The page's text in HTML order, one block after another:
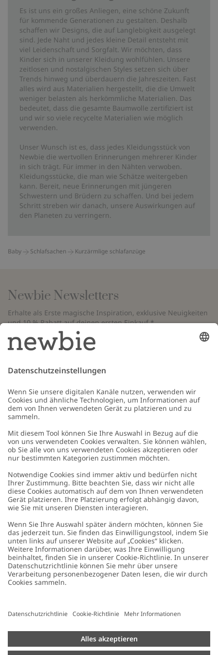
bieten einen sicheren und komfortablen Sitz.
Eine Alternative zur Decke.
Für das Bett oder den Kinderwagen.
TOG 1
Aus 100 % Biobaumwolle.
Futter: Aus 100 % recyceltem Polyester.
Aus 100 % Biobaumwolle.
Polsterung: Aus 100 % recyceltem Polyester.
Artikelnummer:342360
Bio-Baumwolle –GOTS
Es ist uns ein großes Anliegen, eine schöne Zukunft
für kommende Generationen zu gestalten. Deshalb
schaffen wir Designs, die auf Langlebigkeit ausgelegt
sind. Jede Naht und jedes kleine Detail entsteht mit
viel Leidenschaft und Sorgfalt. Wir möchten, dass
Kinder sich in unserer Kleidung wohlfühlen. Unsere
zeitlosen und nostalgischen Styles setzen sich über
Trends hinweg und überdauern die Jahreszeiten. Fast
alles wird aus Materialien hergestellt, die die Umwelt
weniger belasten als herkömmliche Materialien. Das
bedeutet, dass die gesamte Baumwolle zertifiziert ist
und wir so viele recycelte Materialien wie möglich
verwenden.
Unser Wunsch ist es, dass jedes Kleidungsstück von
Newbie die wertvollen Erinnerungen mehrerer Kinder
in sich trägt. Für immer in den Nähten verwoben.
Kleidungsstücke, die man wie Schätze weitergeben
kann. Bereit, neue Erinnerungen mit jüngeren
Schwestern und Brüdern zu schaffen. Und bei jedem
Schritt streben wir danach, unsere Auswirkungen auf
den Planeten zu verringern.
Baby Schlafsachen Kurzärmlige schlafanzüge
Newbie Newsletters
Erhalte als Erste magische Inspiration, exklusive Neuigkeiten
und 10 % Rabatt auf deinen ersten Einkauf.*
*Gilt nur für deine erste Bestellung und ist nicht mit anderen Rabatten
oder Angeboten kombinierbar. Gilt nicht für limitierte Artikel. Bitte
überprüfe deinen Spam-Ordner. Lies unsere
Schicken
Kundenservice
Kontaktieren Sie uns
FAQ
Barrierefreiheit
Datenschutzrichtlinie
Cookie-Richtlinie
Größenratgeber
Über uns
Über Newbie
Nachhaltigkeit
Impressum
Presse
Germany Standort ändern
Cookies